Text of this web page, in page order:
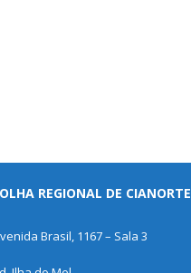
REGIONAL DE CIANORTE
Brasil, 1167 – Sala 3